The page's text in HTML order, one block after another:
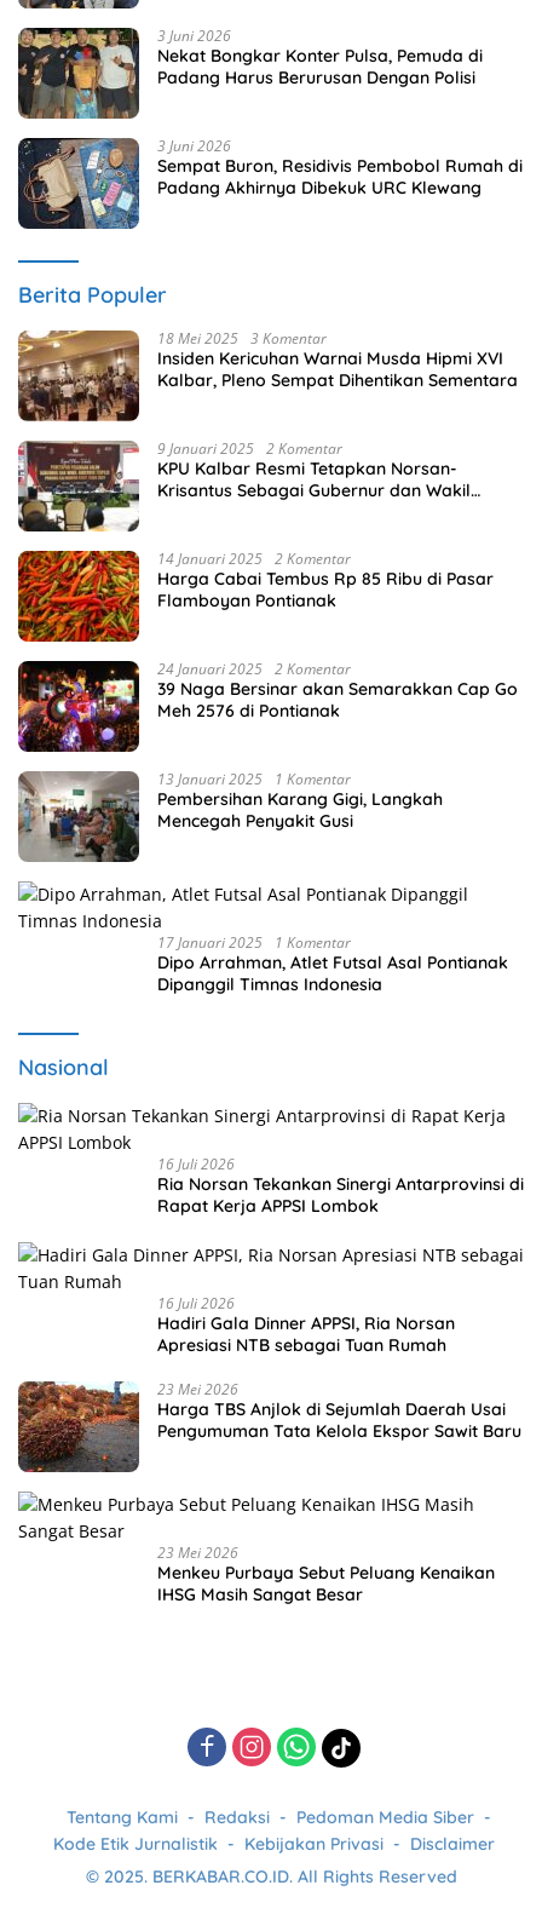
3 Juni 2026
Nekat Bongkar Konter Pulsa, Pemuda di
Padang Harus Berurusan Dengan Polisi
3 Juni 2026
Sempat Buron, Residivis Pembobol Rumah di
Padang Akhirnya Dibekuk URC Klewang
Berita Populer
18 Mei 2025 3 Komentar
Insiden Kericuhan Warnai Musda Hipmi XVI
Kalbar, Pleno Sempat Dihentikan Sementara
9 Januari 2025 2 Komentar
KPU Kalbar Resmi Tetapkan Norsan-
Krisantus Sebagai Gubernur dan Wakil
14 Januari 2025 2 Komentar
Harga Cabai Tembus Rp 85 Ribu di Pasar
Flamboyan Pontianak
24 Januari 2025 2 Komentar
39 Naga Bersinar akan Semarakkan Cap Go
Meh 2576 di Pontianak
13 Januari 2025 1 Komentar
Pembersihan Karang Gigi, Langkah
Mencegah Penyakit Gusi
17 Januari 2025 1 Komentar
Dipo Arrahman, Atlet Futsal Asal Pontianak
Dipanggil Timnas Indonesia
Nasional
16 Juli 2026
Ria Norsan Tekankan Sinergi Antarprovinsi di
Rapat Kerja APPSI Lombok
16 Juli 2026
Hadiri Gala Dinner APPSI, Ria Norsan
Apresiasi NTB sebagai Tuan Rumah
23 Mei 2026
Harga TBS Anjlok di Sejumlah Daerah Usai
Pengumuman Tata Kelola Ekspor Sawit Baru
23 Mei 2026
Menkeu Purbaya Sebut Peluang Kenaikan
IHSG Masih Sangat Besar
Tentang Kami Redaksi
Pedoman Media Siber
Kode Etik Jurnalistik
Kebijakan Privasi
Disclaimer
© 2025. BERKABAR.CO.ID. All Rights Reserved